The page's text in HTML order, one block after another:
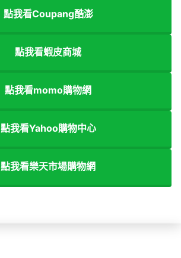
點我看Coupang酷澎
點我看蝦皮商城
點我看momo購物網
點我看Yahoo購物中心
點我看樂天市場購物網